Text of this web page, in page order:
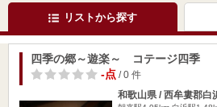
リストから探す
四季の郷～遊楽～ コテージ四季
-点/ 0 件
和歌山県 / 西牟婁郡白